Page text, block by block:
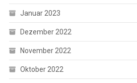
Januar 2023
Dezember 2022
November 2022
Oktober 2022